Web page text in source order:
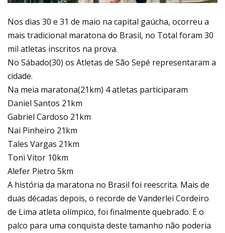
Nos dias 30 e 31 de maio na capital gaúcha, ocorreu a
mais tradicional maratona do Brasil, no Total foram 30
mil atletas inscritos na prova.
No Sábado(30) os Atletas de São Sepé representaram a
cidade.
Na meia maratona(21km) 4 atletas participaram
Daniel Santos 21km
Gabriel Cardoso 21km
Nai Pinheiro 21km
Tales Vargas 21km
Toni Vitor 10km
Alefer Pietro 5km
A história da maratona no Brasil foi reescrita. Mais de
duas décadas depois, o recorde de Vanderlei Cordeiro
de Lima atleta olímpico, foi finalmente quebrado. E o
palco para uma conquista deste tamanho não poderia